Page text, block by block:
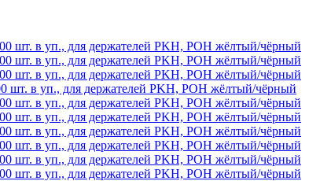
шт. в уп., для держателей PKH, POH жёлтый/чёрный
шт. в уп., для держателей PKH, POH жёлтый/чёрный
шт. в уп., для держателей PKH, POH жёлтый/чёрный
шт. в уп., для держателей PKH, POH жёлтый/чёрный
шт. в уп., для держателей PKH, POH жёлтый/чёрный
шт. в уп., для держателей PKH, POH жёлтый/чёрный
шт. в уп., для держателей PKH, POH жёлтый/чёрный
шт. в уп., для держателей PKH, POH жёлтый/чёрный
шт. в уп., для держателей PKH, POH жёлтый/чёрный
шт. в уп., для держателей PKH, POH жёлтый/чёрный